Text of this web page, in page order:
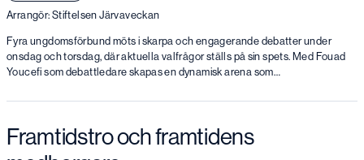
Arrangör: Stiftelsen Järvaveckan
Fyra ungdomsförbund möts i skarpa och engagerande debatter under
onsdag och torsdag, där aktuella valfrågor ställs på sin spets. Med Fouad
Youcefi som debattledare skapas en dynamisk arena som…
Framtidstro och framtidens